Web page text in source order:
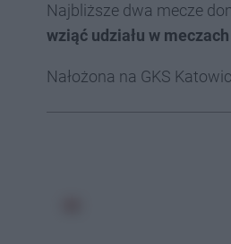
Najbliższe dwa mecze
wziąć udziału w
Nałożona na GKS